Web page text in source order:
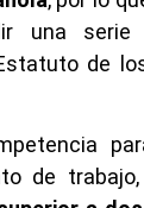
una serie
de
de